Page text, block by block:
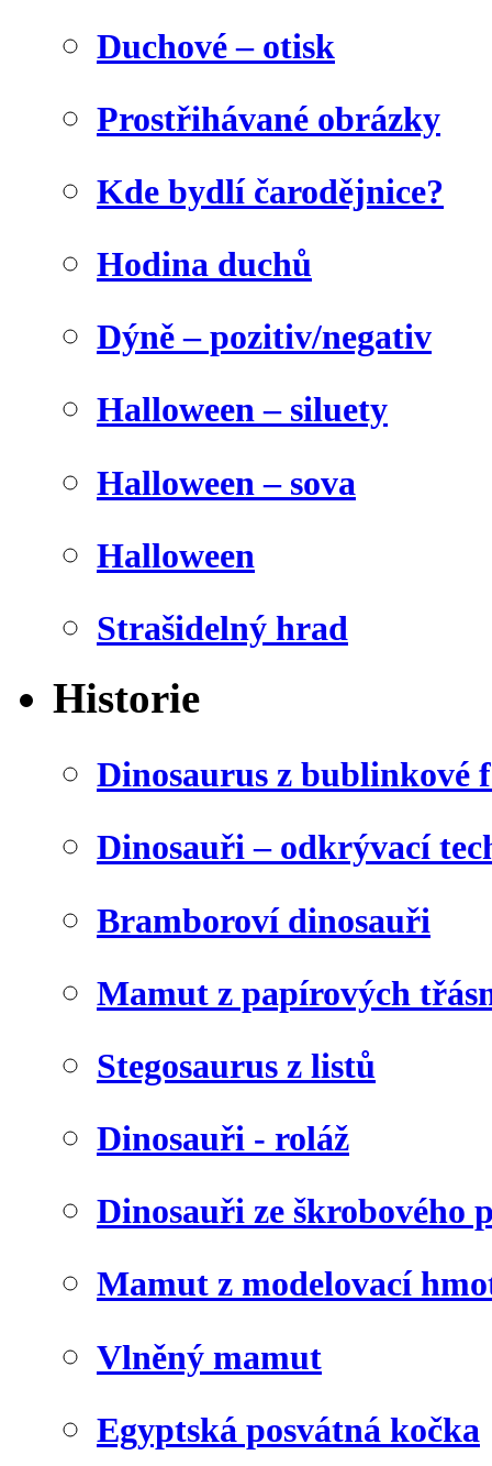
Duchové – otisk
Prostřihávané obrázky
Kde bydlí čarodějnice?
Hodina duchů
Dýně – pozitiv/negativ
Halloween – siluety
Halloween – sova
Halloween
Strašidelný hrad
Historie
Dinosaurus z bublinkové
Dinosauři – odkrývací
Bramboroví dinosauři
Mamut z papírových
Stegosaurus z listů
Dinosauři - roláž
Dinosauři ze škrobového
Mamut z modelovací
Vlněný mamut
Egyptská posvátná kočka